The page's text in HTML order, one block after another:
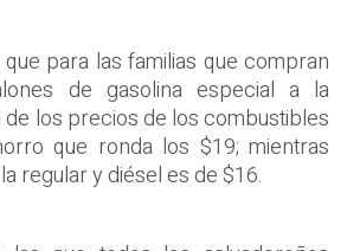
para las familias que compran
de gasolina especial a la
de los precios de los combustibles
que ronda los $19; mientras
regular y diésel es de $16.